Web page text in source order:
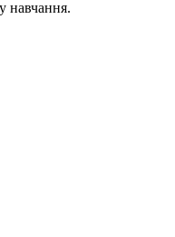
навчання.